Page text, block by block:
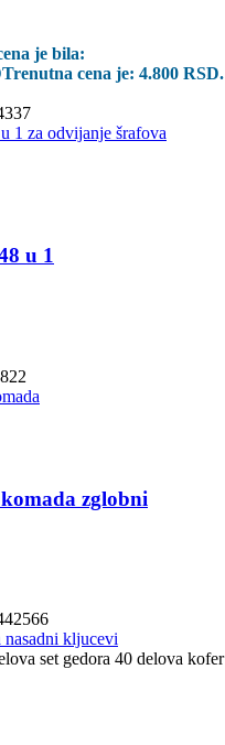
je bila:
Trenutna cena je: 4.800 RSD.
u 1
zglobni